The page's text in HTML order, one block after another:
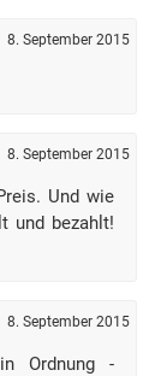
8. September 2015
8. September 2015
Und wie
und bezahlt!
8. September 2015
Ordnung -